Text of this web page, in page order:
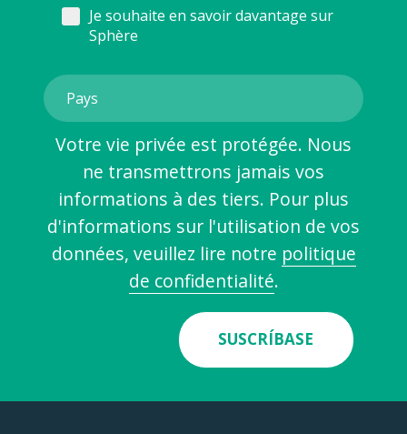
Je souhaite en savoir davantage sur
Sphère
Votre vie privée est protégée. Nous
ne transmettrons jamais vos
informations à des tiers. Pour plus
d'informations sur l'utilisation de vos
données, veuillez lire notre politique
de confidentialité.
SUSCRÍBASE